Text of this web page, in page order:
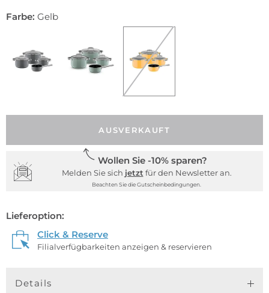
Farbe: Gelb
AUSVERKAUFT
Wollen Sie -10% sparen?
Melden Sie sich jetzt für den Newsletter an.
Beachten Sie die Gutscheinbedingungen.
Lieferoption:
Click & Reserve
Filialverfügbarkeiten anzeigen & reservieren
Details